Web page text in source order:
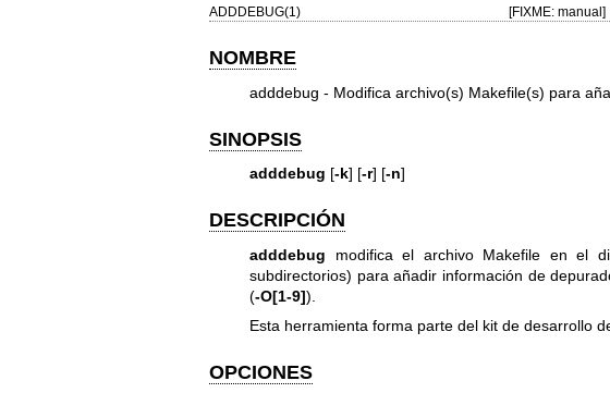
ADDDEBUG(1) [FIXME: manual]
NOMBRE
adddebug - Modifica archivo(s) Makefile(s) para
SINOPSIS
adddebug [-k] [-r] [-n]
DESCRIPCIÓN
adddebug modifica el archivo Makefile en el
subdirectorios) para añadir información de
(-O[1-9]).
Esta herramienta forma parte del kit de desarrollo
OPCIONES